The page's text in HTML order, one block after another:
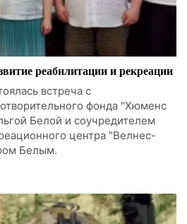
реабилитации и рекреации
встреча с
фонда "Хюменс
Белой и соучредителем
центра "Велнес-
Белым.